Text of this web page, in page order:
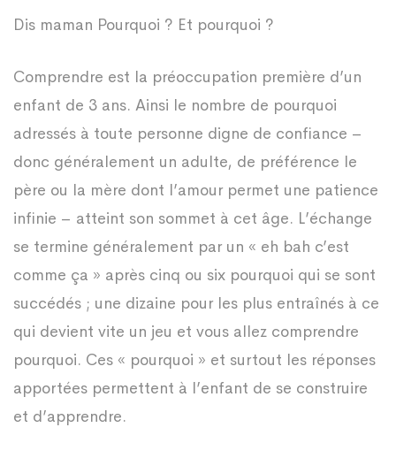
Dis maman Pourquoi ? Et pourquoi ?
Comprendre est la préoccupation première d’un
enfant de 3 ans. Ainsi le nombre de pourquoi
adressés à toute personne digne de confiance –
donc généralement un adulte, de préférence le
père ou la mère dont l’amour permet une patience
infinie – atteint son sommet à cet âge. L’échange
se termine généralement par un « eh bah c’est
comme ça » après cinq ou six pourquoi qui se sont
succédés ; une dizaine pour les plus entraînés à ce
qui devient vite un jeu et vous allez comprendre
pourquoi. Ces « pourquoi » et surtout les réponses
apportées permettent à l’enfant de se construire
et d’apprendre.